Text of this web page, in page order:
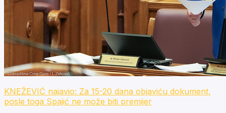
KNEŽEVIĆ najavio: Za 15-20 dana objaviću dokument,
posle toga Spajić ne može biti premijer